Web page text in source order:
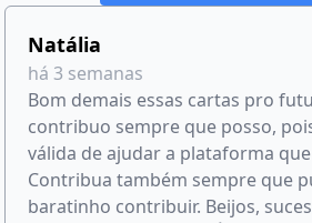
Natália
há 3 semanas
Bom demais essas cartas pro
contribuo sempre que posso,
válida de ajudar a plataforma
Contribua também sempre que
baratinho contribuir. Beijos,